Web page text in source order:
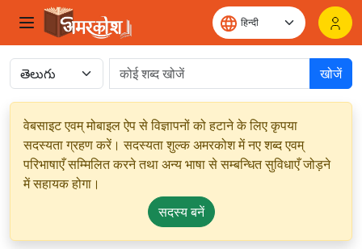
खोजें
वेबसाइट एवम् मोबाइल ऐप से विज्ञापनों को हटाने के लिए कृपया
सदस्यता ग्रहण करें। सदस्यता शुल्क अमरकोश में नए शब्द एवम्
परिभाषाएँ सम्मिलित करने तथा अन्य भाषा से सम्बन्धित सुविधाएँ जोड़ने
में सहायक होगा।
सदस्य बनें